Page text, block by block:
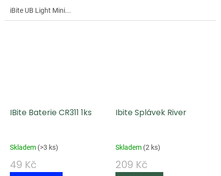
iBite UB Light Mini...
IBite Baterie CR311 1ks
Skladem (>3 ks)
49 Kč
Ibite Splávek River
Skladem (2 ks)
209 Kč